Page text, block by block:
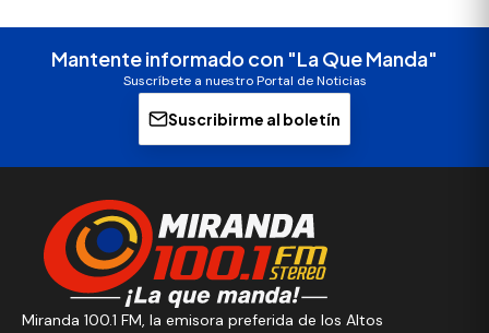
Mantente informado con "La Que Manda"
Suscríbete a nuestro Portal de Noticias
Suscribirme al boletín
Miranda 100.1 FM, la emisora preferida de los Altos